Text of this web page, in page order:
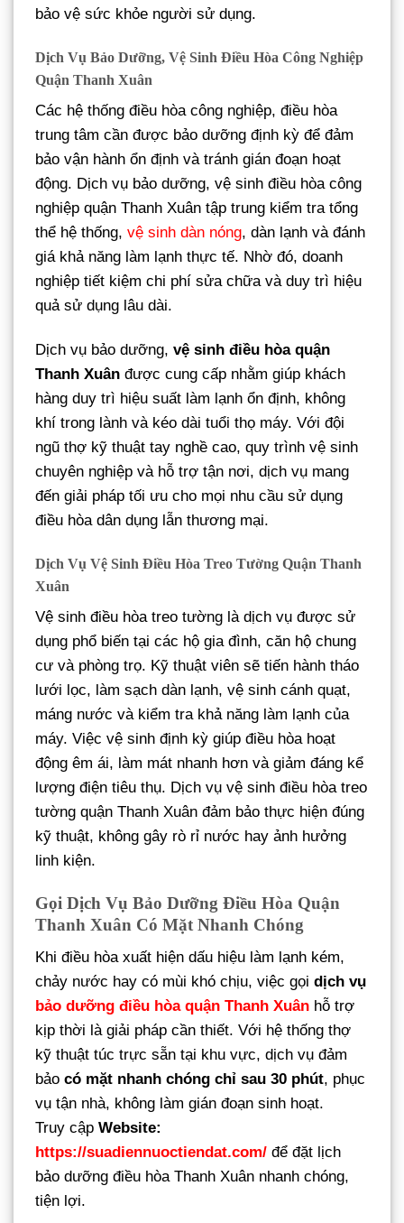
bảo vệ sức khỏe người sử dụng.
Dịch Vụ Bảo Dưỡng, Vệ Sinh Điều Hòa Công Nghiệp
Quận Thanh Xuân
Các hệ thống điều hòa công nghiệp, điều hòa
trung tâm cần được bảo dưỡng định kỳ để đảm
bảo vận hành ổn định và tránh gián đoạn hoạt
động. Dịch vụ bảo dưỡng, vệ sinh điều hòa công
nghiệp quận Thanh Xuân tập trung kiểm tra tổng
thể hệ thống, vệ sinh dàn nóng, dàn lạnh và đánh
giá khả năng làm lạnh thực tế. Nhờ đó, doanh
nghiệp tiết kiệm chi phí sửa chữa và duy trì hiệu
quả sử dụng lâu dài.
Dịch vụ bảo dưỡng, vệ sinh điều hòa quận
Thanh Xuân được cung cấp nhằm giúp khách
hàng duy trì hiệu suất làm lạnh ổn định, không
khí trong lành và kéo dài tuổi thọ máy. Với đội
ngũ thợ kỹ thuật tay nghề cao, quy trình vệ sinh
chuyên nghiệp và hỗ trợ tận nơi, dịch vụ mang
đến giải pháp tối ưu cho mọi nhu cầu sử dụng
điều hòa dân dụng lẫn thương mại.
Dịch Vụ Vệ Sinh Điều Hòa Treo Tường Quận Thanh
Xuân
Vệ sinh điều hòa treo tường là dịch vụ được sử
dụng phổ biến tại các hộ gia đình, căn hộ chung
cư và phòng trọ. Kỹ thuật viên sẽ tiến hành tháo
lưới lọc, làm sạch dàn lạnh, vệ sinh cánh quạt,
máng nước và kiểm tra khả năng làm lạnh của
máy. Việc vệ sinh định kỳ giúp điều hòa hoạt
động êm ái, làm mát nhanh hơn và giảm đáng kể
lượng điện tiêu thụ. Dịch vụ vệ sinh điều hòa treo
tường quận Thanh Xuân đảm bảo thực hiện đúng
kỹ thuật, không gây rò rỉ nước hay ảnh hưởng
linh kiện.
Gọi Dịch Vụ Bảo Dưỡng Điều Hòa Quận
Thanh Xuân Có Mặt Nhanh Chóng
Khi điều hòa xuất hiện dấu hiệu làm lạnh kém,
chảy nước hay có mùi khó chịu, việc gọi dịch vụ
bảo dưỡng điều hòa quận Thanh Xuân hỗ trợ
kịp thời là giải pháp cần thiết. Với hệ thống thợ
kỹ thuật túc trực sẵn tại khu vực, dịch vụ đảm
bảo có mặt nhanh chóng chỉ sau 30 phút, phục
vụ tận nhà, không làm gián đoạn sinh hoạt.
Truy cập Website:
https://suadiennuoctiendat.com/ để đặt lịch
bảo dưỡng điều hòa Thanh Xuân nhanh chóng,
tiện lợi.